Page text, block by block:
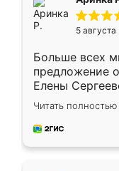
5
Больше всех
предложение
Елены
короткие
для замера
предложил по
Читать полностью